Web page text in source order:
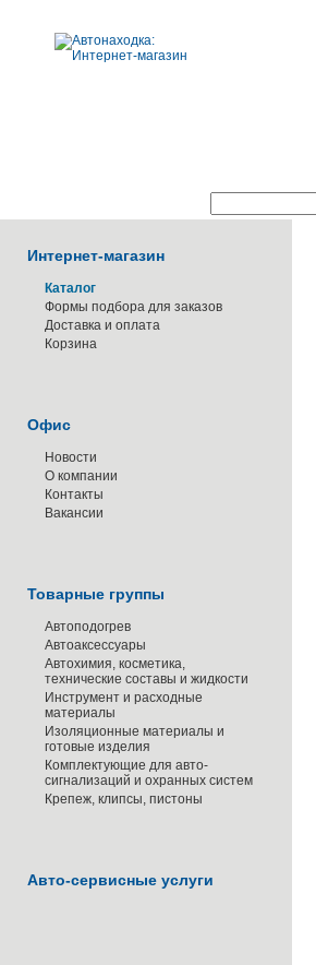
Интернет-магазин
Каталог
Формы подбора для заказов
Доставка и оплата
Корзина
Офис
Новости
О компании
Контакты
Вакансии
Товарные группы
Автоподогрев
Автоаксессуары
Автохимия, косметика,
технические составы и жидкости
Инструмент и расходные
материалы
Изоляционные материалы и
готовые изделия
Комплектующие для авто-
сигнализаций и охранных систем
Крепеж, клипсы, пистоны
Авто-сервисные услуги